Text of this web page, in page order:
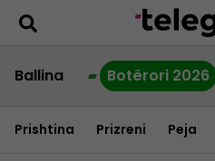
Ballina Botërori 2026
Prishtina Prizreni Peja